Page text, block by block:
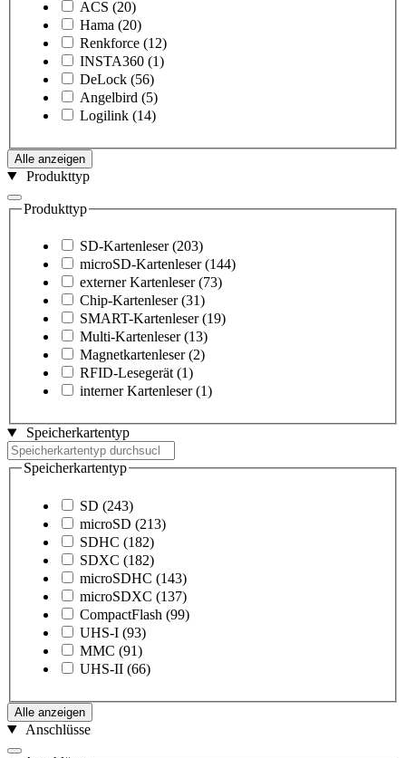
ACS (20)
Hama (20)
Renkforce (12)
INSTA360 (1)
DeLock (56)
Angelbird (5)
Logilink (14)
Alle anzeigen
Produkttyp
Produkttyp
SD-Kartenleser (203)
microSD-Kartenleser (144)
externer Kartenleser (73)
Chip-Kartenleser (31)
SMART-Kartenleser (19)
Multi-Kartenleser (13)
Magnetkartenleser (2)
RFID-Lesegerät (1)
interner Kartenleser (1)
Speicherkartentyp
Speicherkartentyp
SD (243)
microSD (213)
SDHC (182)
SDXC (182)
microSDHC (143)
microSDXC (137)
CompactFlash (99)
UHS-I (93)
MMC (91)
UHS-II (66)
Alle anzeigen
Anschlüsse